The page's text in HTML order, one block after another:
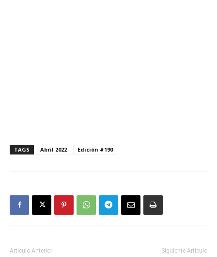
TAGS Abril 2022 Edición #190
Artículo Anterior Siguiente Artículo